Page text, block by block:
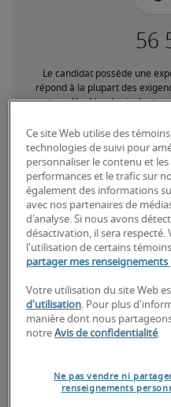
Le candidat possède une
répond à la plupart des
transférables
Le candidat possède une
avancées pour le poste,
Salaires
Ce site Web utilise des
technologies de suivi pour
personnaliser le contenu et
performances et le trafic sur
également des informations
avec nos partenaires de
d'analyse. Si nous avons
désactivation, il sera respecté.
l'utilisation de certains
partager mes renseignements
Votre utilisation du site Web
d'utilisation. Pour plus
manière dont nous
notreAvis de confidentialité.
Ne pas vendre ni
renseignements